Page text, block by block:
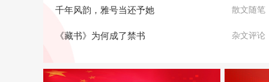
千年风韵，雅号当还予她 散文随笔
《藏书》为何成了禁书 杂文评论